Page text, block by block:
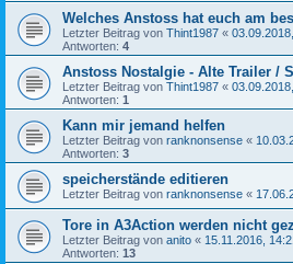
Welches Anstoss hat euch am
Letzter Beitrag von Thint1987 «
Antworten: 4
Anstoss Nostalgie - Alte Trailer /
Letzter Beitrag von Thint1987 «
Antworten: 1
Kann mir jemand helfen
Letzter Beitrag von ranknonsense «
Antworten: 3
speicherstände editieren
Letzter Beitrag von ranknonsense «
Tore in A3Action werden nicht
Letzter Beitrag von anito « 15.11.2016,
Antworten: 13